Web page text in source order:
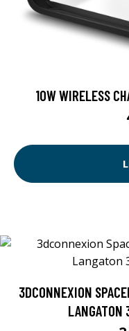
10W WIRELESS
3DCONNEXION
LANGATON